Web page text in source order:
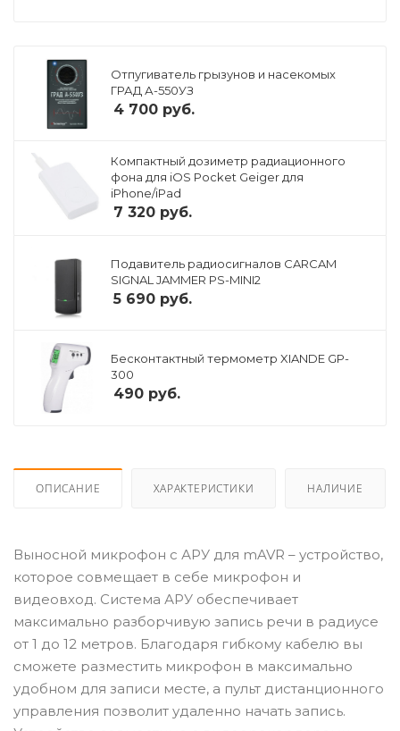
Отпугиватель грызунов и насекомых
ГРАД А-550УЗ
4 700 руб.
Компактный дозиметр радиационного
фона для iOS Pocket Geiger для
iPhone/iPad
7 320 руб.
Подавитель радиосигналов CARCAM
SIGNAL JAMMER PS-MINI2
5 690 руб.
Бесконтактный термометр XIANDE GP-
300
490 руб.
ОПИСАНИЕ ХАРАКТЕРИСТИКИ НАЛИЧИЕ
Выносной микрофон с АРУ для mAVR – устройство,
которое совмещает в себе микрофон и
видеовход. Система АРУ обеспечивает
максимально разборчивую запись речи в радиусе
от 1 до 12 метров. Благодаря гибкому кабелю вы
сможете разместить микрофон в максимально
удобном для записи месте, а пульт дистанционного
управления позволит удаленно начать запись.